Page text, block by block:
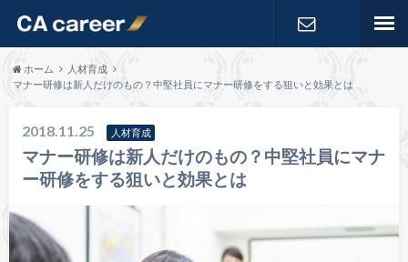
ホーム
人材育成
マナー研修は新人だけのもの？中堅社員にマナー研修をする狙いと効果とは
2018.11.25 人材育成
マナー研修は新人だけのもの？中堅社員にマナ
ー研修をする狙いと効果とは